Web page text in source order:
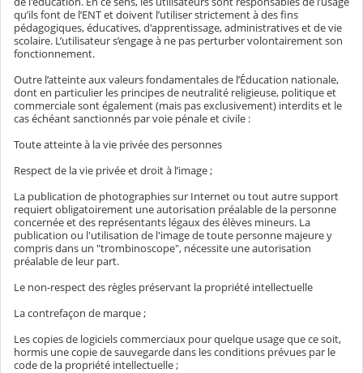
qu’ils font de l’ENT et doivent l’utiliser strictement à des fins
pédagogiques, éducatives, d'apprentissage, administratives et de vie
scolaire. L’utilisateur s’engage à ne pas perturber volontairement son
fonctionnement.
Outre l’atteinte aux valeurs fondamentales de l’Éducation nationale,
dont en particulier les principes de neutralité religieuse, politique et
commerciale sont également (mais pas exclusivement) interdits et le
cas échéant sanctionnés par voie pénale et civile :
Toute atteinte à la vie privée des personnes
Respect de la vie privée et droit à l’image ;
La publication de photographies sur Internet ou tout autre support
requiert obligatoirement une autorisation préalable de la personne
concernée et des représentants légaux des élèves mineurs. La
publication ou l'utilisation de l'image de toute personne majeure y
compris dans un "trombinoscope", nécessite une autorisation
préalable de leur part.
Le non-respect des règles préservant la propriété intellectuelle
La contrefaçon de marque ;
Les copies de logiciels commerciaux pour quelque usage que ce soit,
hormis une copie de sauvegarde dans les conditions prévues par le
code de la propriété intellectuelle ;